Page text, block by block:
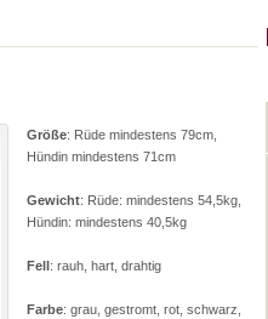
Größe: Rüde mindestens 79cm,
Hündin mindestens 71cm
Gewicht: Rüde: mindestens 54,5kg,
Hündin: mindestens 40,5kg
Fell: rauh, hart, drahtig
Farbe: grau, gestromt, rot, schwarz,